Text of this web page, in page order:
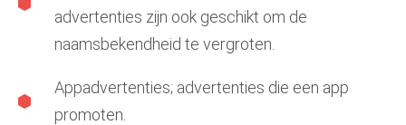
advertenties zijn ook geschikt om de
naamsbekendheid te vergroten.
Appadvertenties; advertenties die een app
promoten.